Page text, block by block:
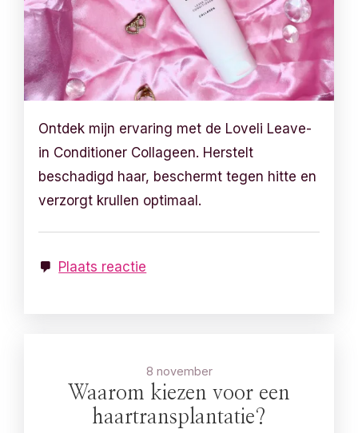
Ontdek mijn ervaring met de Loveli Leave-
in Conditioner Collageen. Herstelt
beschadigd haar, beschermt tegen hitte en
verzorgt krullen optimaal.
Plaats reactie
8 november
Waarom kiezen voor een
haartransplantatie?